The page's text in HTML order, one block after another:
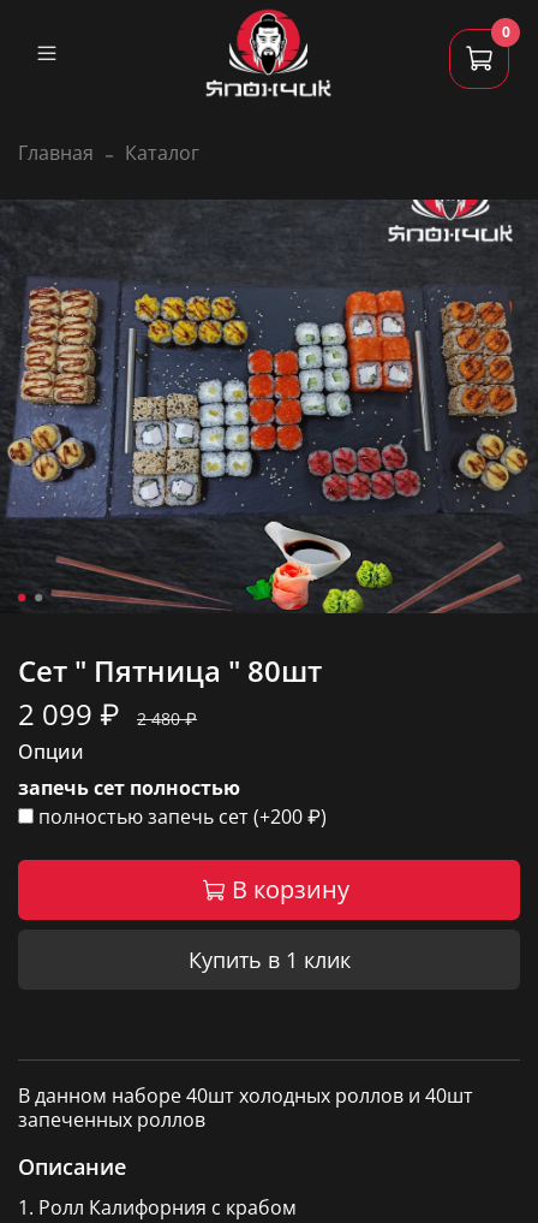
Главная Каталог
Сет " Пятница " 80шт
2 099 ₽
2 480 ₽
Опции
запечь сет полностью
полностью запечь сет(+200 ₽)
В корзину
Купить в 1 клик
В данном наборе 40шт холодных роллов и 40шт
запеченных роллов
Описание
1. Ролл Калифорния с крабом
0